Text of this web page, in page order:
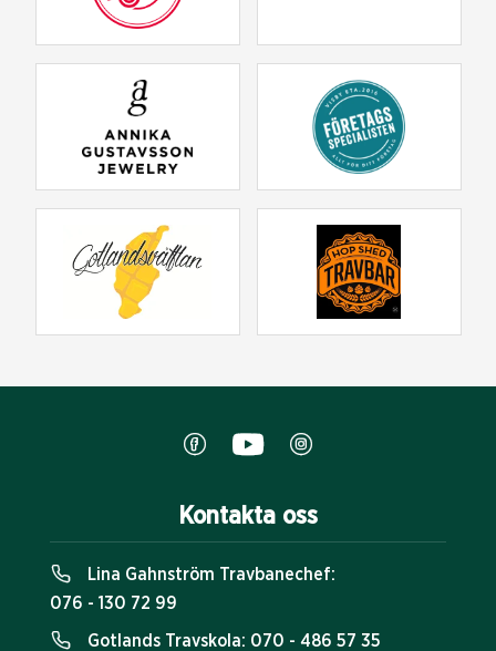
Kontakta oss
Lina Gahnström Travbanechef:
076 - 130 72 99
Gotlands Travskola: 070 - 486 57 35